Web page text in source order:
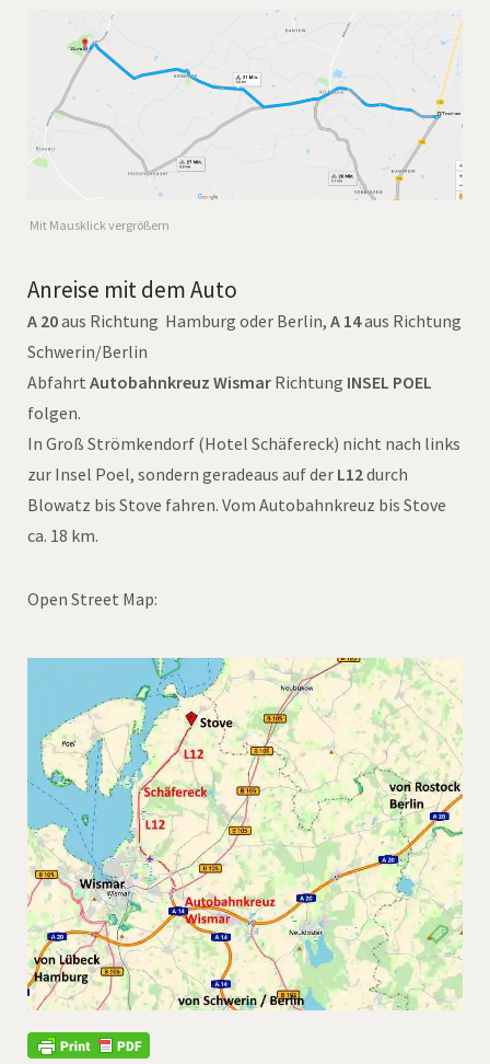
Mit Mausklick vergrößern
Anreise mit dem Auto
A 20aus Richtung Hamburg oder Berlin, A 14aus Richtung
Schwerin/Berlin
Abfahrt Autobahnkreuz Wismar Richtung INSEL POEL
folgen.
In Groß Strömkendorf (Hotel Schäfereck) nicht nach links
zur Insel Poel, sondern geradeaus auf der L12durch
Blowatz bis Stove fahren. Vom Autobahnkreuz bis Stove
ca. 18 km.
Open Street Map: